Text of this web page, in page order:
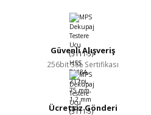
Güvenli Alışveriş
256bit SSL Sertifikası
Ücretsiz Gönderi